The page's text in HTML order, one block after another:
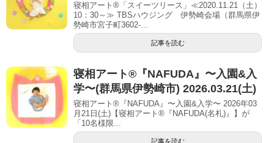
寝相アート®「スイーツリース」≪2020.11.21（土）
10：30～≫ TBSハウジング 伊勢崎会場（群馬県伊
勢崎市宮子町3602-...
記事を読む
寝相アート®︎『NAFUDA』〜入園&入
学〜(群馬県伊勢崎市) 2026.03.21(土)
寝相アート®『NAFUDA』〜入園&入学〜 2026年03
月21日(土)【寝相アート®︎『NAFUDA(名札)』】が
「10名様限...
記事を読む